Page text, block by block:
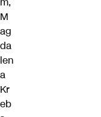
M
ag
da
len
a
Kr
eb